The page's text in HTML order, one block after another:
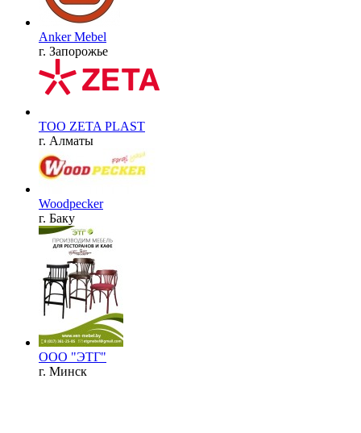
Anker Mebel
г. Запорожье
ТОО ZETA PLAST
г. Алматы
Woodpecker
г. Баку
ООО "ЭТГ"
г. Минск